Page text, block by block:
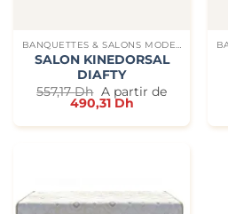
BANQUETTES & SALONS MODERNES
SALON KINEDORSAL
DIAFTY
557,17Dh A partir de
490,31 Dh